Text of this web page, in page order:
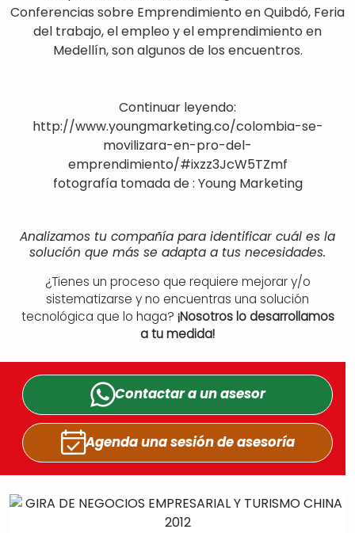
Conferencias sobre Emprendimiento en Quibdó, Feria
del trabajo, el empleo y el emprendimiento en
Medellín, son algunos de los encuentros.
Continuar leyendo:
http://www.youngmarketing.co/colombia-se-
movilizara-en-pro-del-
emprendimiento/#ixzz3JcW5TZmf
fotografía tomada de : Young Marketing
Analizamos tu compañía para identificar cuál es la
solución que más se adapta a tus necesidades.
¿Tienes un proceso que requiere mejorar y/o
sistematizarse y no encuentras una solución
tecnológica que lo haga? ¡Nosotros lo desarrollamos
a tu medida!
Contactar a unasesor
Agenda una sesiónde asesoría